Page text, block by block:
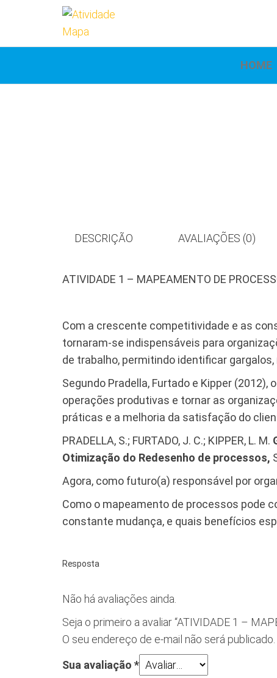
HOME
DESCRIÇÃO AVALIAÇÕES (0)
ATIVIDADE 1 – MAPEAMENTO DE
Com a crescente competitividade e as
tornaram-se indispensáveis para
de trabalho, permitindo identificar
Segundo Pradella, Furtado e Kipper
operações produtivas e tornar as
práticas e a melhoria da satisfação do
PRADELLA, S.; FURTADO, J. C.; KIPPER, L. M.
Otimização do Redesenho de processos,
Agora, como futuro(a) responsável por
Como o mapeamento de processos pode
constante mudança, e quais benefícios
Resposta
Não há avaliações ainda.
Seja o primeiro a avaliar “ATIVIDADE 1 –
O seu endereço de e-mail não será publicado.
Sua avaliação *